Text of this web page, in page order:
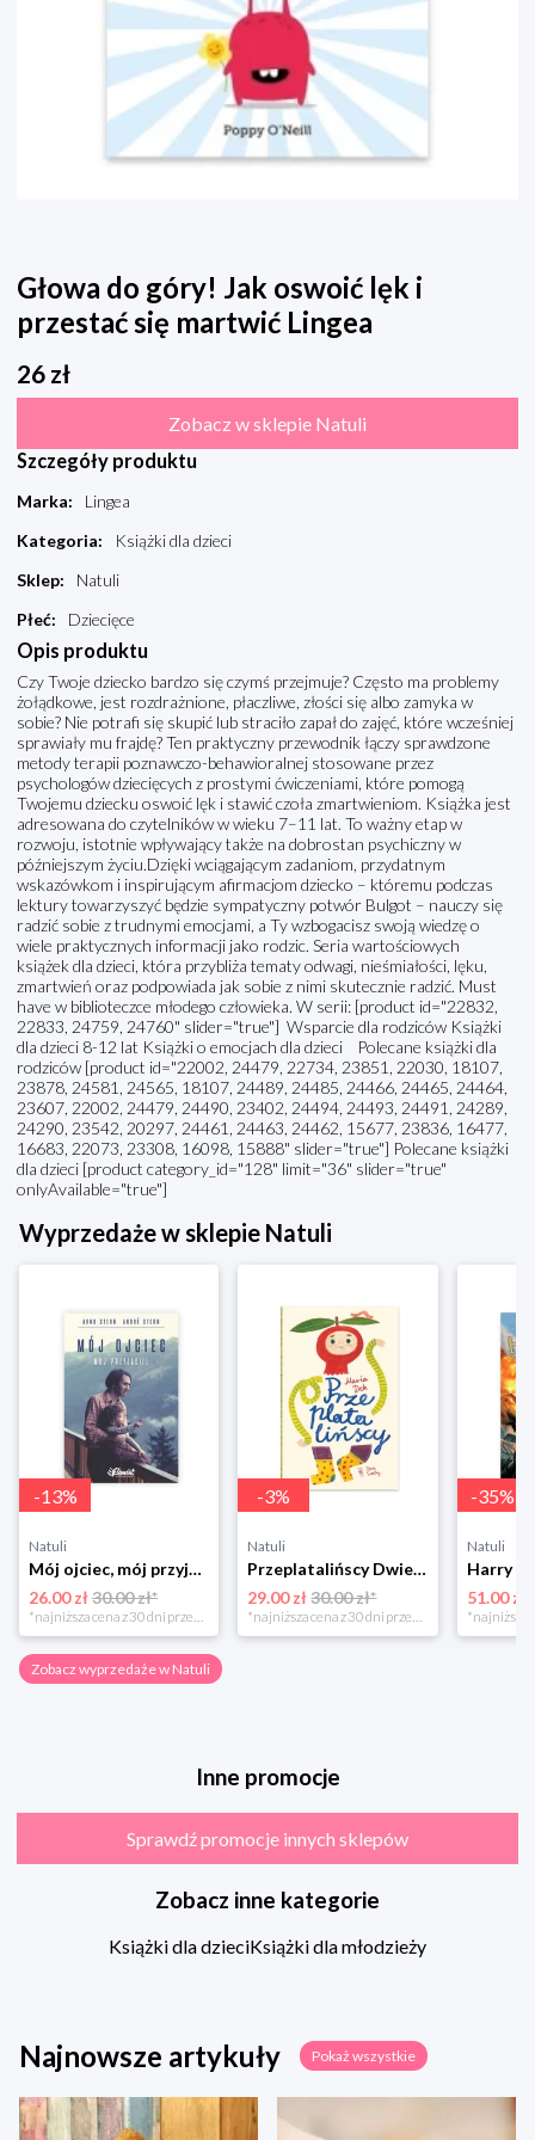
Głowa do góry! Jak oswoić lęk i
przestać się martwić Lingea
26 zł
Zobacz w sklepie Natuli
Szczegóły produktu
Marka:
Lingea
Kategoria:
Książki dla dzieci
Sklep:
Natuli
Płeć: Dziecięce
Opis produktu
Czy Twoje dziecko bardzo się czymś przejmuje? Często ma problemy
żołądkowe, jest rozdrażnione, płaczliwe, złości się albo zamyka w
sobie? Nie potrafi się skupić lub straciło zapał do zajęć, które wcześniej
sprawiały mu frajdę? Ten praktyczny przewodnik łączy sprawdzone
metody terapii poznawczo-behawioralnej stosowane przez
psychologów dziecięcych z prostymi ćwiczeniami, które pomogą
Twojemu dziecku oswoić lęk i stawić czoła zmartwieniom. Książka jest
adresowana do czytelników w wieku 7–11 lat. To ważny etap w
rozwoju, istotnie wpływający także na dobrostan psychiczny w
późniejszym życiu.Dzięki wciągającym zadaniom, przydatnym
wskazówkom i inspirującym afirmacjom dziecko – któremu podczas
lektury towarzyszyć będzie sympatyczny potwór Bulgot – nauczy się
radzić sobie z trudnymi emocjami, a Ty wzbogacisz swoją wiedzę o
wiele praktycznych informacji jako rodzic. Seria wartościowych
książek dla dzieci, która przybliża tematy odwagi, nieśmiałości, lęku,
zmartwień oraz podpowiada jak sobie z nimi skutecznie radzić. Must
have w biblioteczce młodego człowieka. W serii: [product id="22832,
22833, 24759, 24760" slider="true"] Wsparcie dla rodziców Książki
dla dzieci 8-12 lat Książki o emocjach dla dzieci Polecane książki dla
rodziców [product id="22002, 24479, 22734, 23851, 22030, 18107,
23878, 24581, 24565, 18107, 24489, 24485, 24466, 24465, 24464,
23607, 22002, 24479, 24490, 23402, 24494, 24493, 24491, 24289,
24290, 23542, 20297, 24461, 24463, 24462, 15677, 23836, 16477,
16683, 22073, 23308, 16098, 15888" slider="true"] Polecane książki
dla dzieci [product category_id="128" limit="36" slider="true"
onlyAvailable="true"]
Wyprzedaże w sklepie Natuli
-13%
Natuli
Mój ojciec, mój przyjaciel Element
26.00 zł30.00 zł*
*najniższa cena z 30 dni przed obniżką
-3%
Natuli
Przeplatalińscy Dwie siostry
29.00 zł 30.00 zł*
*najniższa cena z 30 dni przed obniżką
-35%
Natuli
51.00 zł
Zobacz wyprzedaże w Natuli
Inne promocje
Sprawdź promocje innych sklepów
Zobacz inne kategorie
Książki dla dzieciKsiążki dla młodzieży
Najnowsze artykuły Pokaż wszystkie